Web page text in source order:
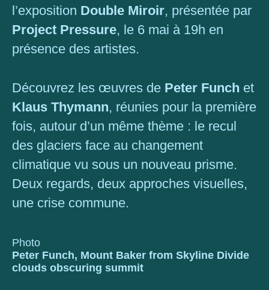
l’exposition Double Miroir, présentée par
Project Pressure, le 6 mai à 19h en
présence des artistes.
Découvrez les œuvres de Peter Funch et
Klaus Thymann, réunies pour la première
fois, autour d’un même thème : le recul
des glaciers face au changement
climatique vu sous un nouveau prisme.
Deux regards, deux approches visuelles,
une crise commune.
Photo
Peter Funch, Mount Baker from Skyline Divide
clouds obscuring summit